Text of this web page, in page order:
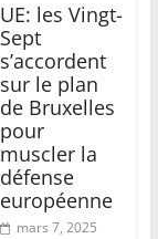
UE: les Vingt-
Sept
s’accordent
sur le plan
de Bruxelles
pour
muscler la
défense
européenne
mars 7, 2025